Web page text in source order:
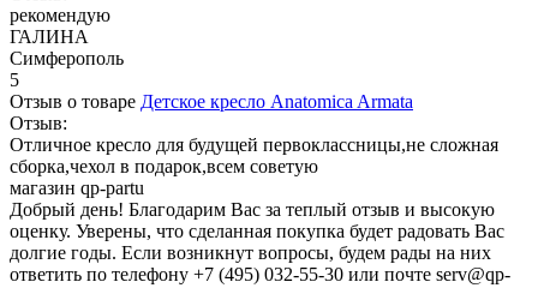
рекомендую
ГАЛИНА
Симферополь
5
Отзыв о товаре Детское кресло Anatomica Armata
Отзыв:
Отличное кресло для будущей первоклассницы,не сложная
сборка,чехол в подарок,всем советую
магазин qp-partu
Добрый день! Благодарим Вас за теплый отзыв и высокую
оценку. Уверены, что сделанная покупка будет радовать Вас
долгие годы. Если возникнут вопросы, будем рады на них
ответить по телефону +7 (495) 032-55-30 или почте serv@qp-